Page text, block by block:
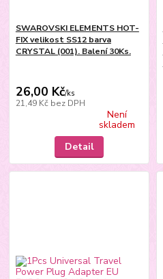
SWAROVSKI ELEMENTS HOT-
FIX velikost SS12 barva
CRYSTAL (001). Balení 30Ks.
26,00 Kč/ks
21,49 Kč bez DPH
Není
skladem
Detail